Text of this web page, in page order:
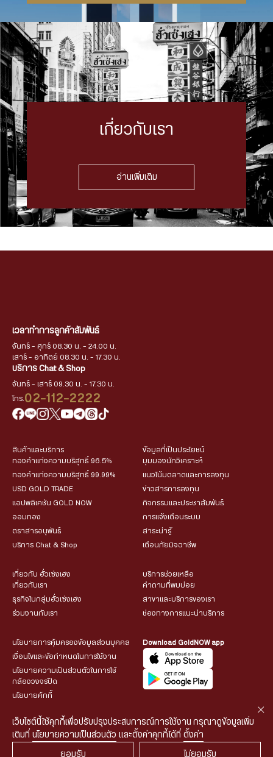
เกี่ยวกับเรา
อ่านเพิ่มเติม
เวลาทำการลูกค้าสัมพันธ์
จันทร์ - ศุกร์ 08.30 น. - 24.00 น.
เสาร์ - อาทิตย์ 08.30 น. - 17.30 น.
บริการ Chat & Shop
จันทร์ - เสาร์ 09.30 น. - 17.30 น.
โทร. 02-112-2222
สินค้าและบริการ
ทองคำแท่งความบริสุทธิ์ 96.5%
ทองคำแท่งความบริสุทธิ์ 99.99%
USD GOLD TRADE
แอปพลิเคชัน GOLD NOW
ออมทอง
ตราสารอนุพันธ์
บริการ Chat & Shop
ข้อมูลที่เป็นประโยชน์
มุมมองนักวิเคราะห์
แนวโน้มตลาดและการลงทุน
ข่าวสารการลงทุน
กิจกรรมและประชาสัมพันธ์
การแจ้งเตือนระบบ
สาระน่ารู้
เตือนภัยมิจฉาชีพ
เกี่ยวกับ ฮั่วเซ่งเฮง
เกี่ยวกับเรา
ธุรกิจในกลุ่มฮั่วเซ่งเฮง
ร่วมงานกับเรา
บริการช่วยเหลือ
คำถามที่พบบ่อย
สาขาและบริการของเรา
ช่องทางการแนะนำบริการ
นโยบายการคุ้มครองข้อมูลส่วนบุคคล
เงื่อนไขและข้อกำหนดในการใช้งาน
นโยบายความเป็นส่วนตัวในการใช้
กล้องวงจรปิด
นโยบายคุ้กกี้
Download GoldNOW app
เว็บไซต์นี้ใช้คุกกี้เพื่อปรับปรุงประสบการณ์การใช้งาน กรุณาดูข้อมูลเพิ่ม
เติมที่ นโยบายความเป็นส่วนตัว และตั้งค่าคุกกี้ได้ที่ ตั้งค่า
ไม่ยอมรับ
ยอมรับ